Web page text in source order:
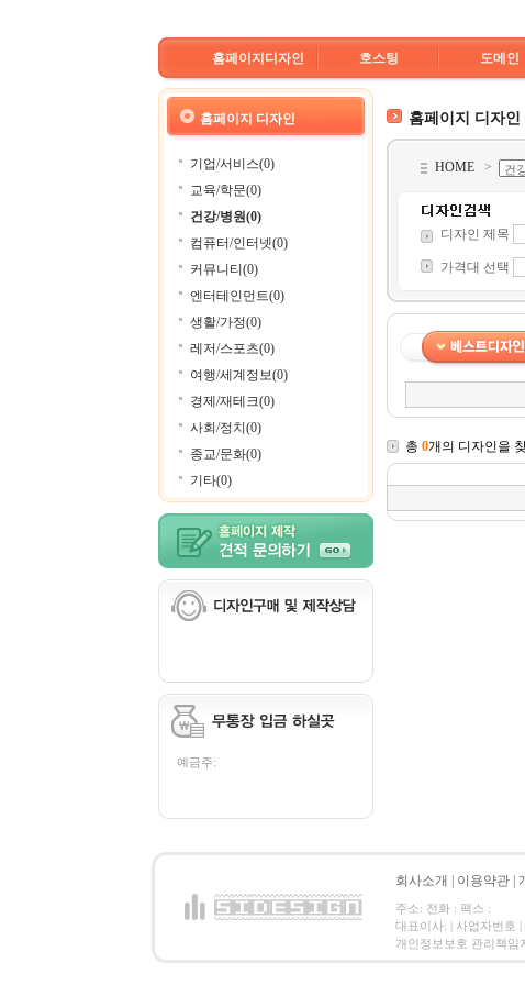
홈페이지디자인 호스팅 도메인
홈페이지 디자인
기업/서비스(0)
교육/학문(0)
건강/병원(0)
컴퓨터/인터넷(0)
커뮤니티(0)
엔터테인먼트(0)
생활/가정(0)
레저/스포츠(0)
여행/세계정보(0)
경제/재테크(0)
사회/정치(0)
종교/문화(0)
기타(0)
예금주:
홈페이지 디자인
HOME >
디자인 제목
가격대 선택
총 0개의 디자인을
회사소개 이용약관
주소: 전화 : 팩스 :
대표이사: | 사업자번호
개인정보보호 관리책임